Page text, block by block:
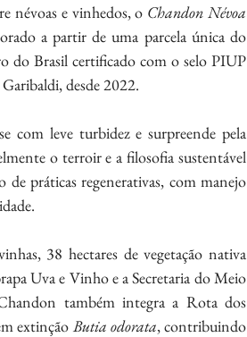
névoas e vinhedos, o Chandon Névoa
a partir de uma parcela única do
Brasil certificado com o selo PIUP
desde 2022.
com leve turbidez e surpreende pela
o terroir e a filosofia sustentável
práticas regenerativas, com manejo
38 hectares de vegetação nativa
Uva e Vinho e a Secretaria do Meio
também integra a Rota dos
extinção Butia odorata, contribuindo